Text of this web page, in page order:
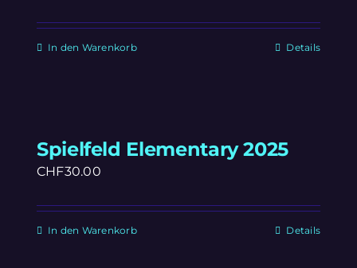
In den Warenkorb Details
Spielfeld Elementary 2025
CHF30.00
In den Warenkorb Details